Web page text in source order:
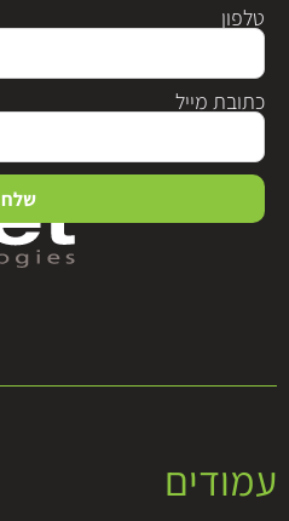
טלפון
כתובת מייל
שלח
עמודים